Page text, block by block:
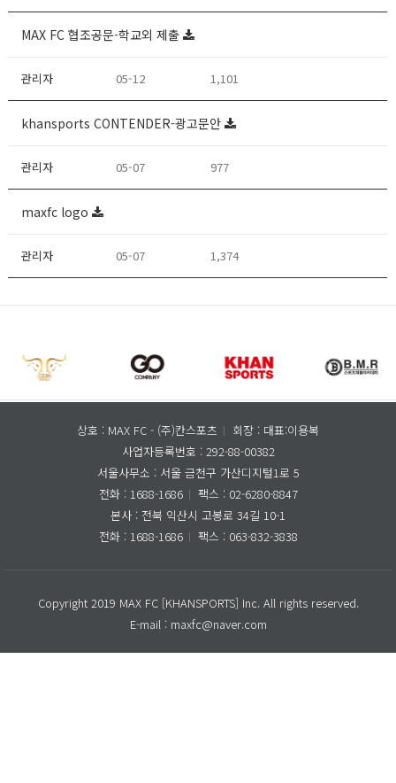
MAX FC 협조공문-학교외 제출
관리자 05-12 1,101
khansports CONTENDER-광고문안
관리자 05-07 977
maxfc logo
관리자 05-07 1,374
상호 : MAX FC - (주)칸스포츠
회장 : 대표:이용복
사업자등록번호 : 292-88-00382
서울사무소 : 서울 금천구 가산디지털1로 5
전화 : 1688-1686
팩스 : 02-6280-8847
본사 : 전북 익산시 고봉로 34길 10-1
전화 : 1688-1686
팩스 : 063-832-3838
Copyright 2019 MAX FC [KHANSPORTS] Inc. All rights reserved.
E-mail : maxfc@naver.com